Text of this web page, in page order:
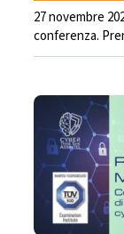
27 novembre
conferenza.